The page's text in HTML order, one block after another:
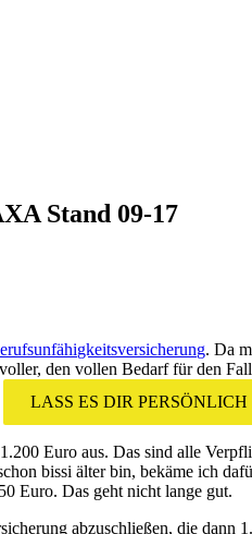
Stand 09-17
. Da
den vollen Bedarf für den
LASS ES DIR
Euro aus. Das sind alle
bissi älter bin, bekäme ich
Euro. Das geht nicht lange gut.
abzuschließen, die dann